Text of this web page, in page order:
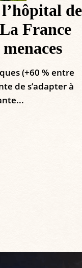
de
France
(+60 % entre
de s’adapter à